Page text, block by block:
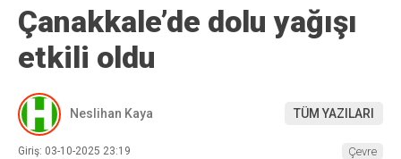
Çanakkale’de dolu yağışı
etkili oldu
Neslihan Kaya TÜM YAZILARI
Giriş: 03-10-2025 23:19
Çevre